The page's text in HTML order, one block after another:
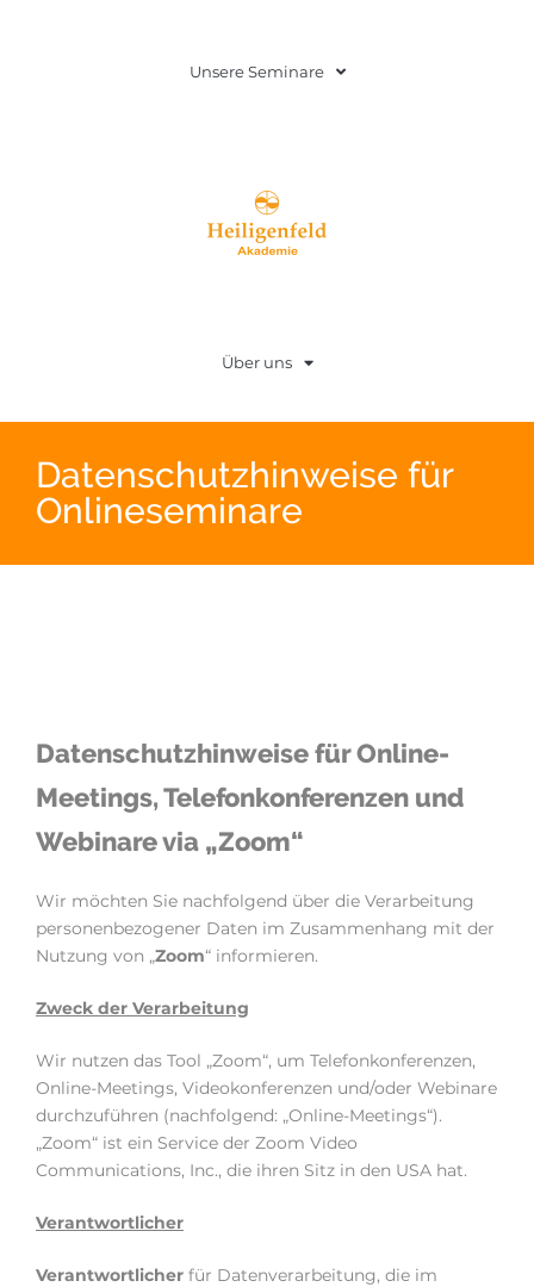
Unsere Seminare
Über uns
Datenschutzhinweise für
Onlineseminare
Datenschutzhinweise für Online-
Meetings, Telefonkonferenzen und
Webinare via „Zoom“
Wir möchten Sie nachfolgend über die Verarbeitung
personenbezogener Daten im Zusammenhang mit der
Nutzung von „Zoom“ informieren.
Zweck der Verarbeitung
Wir nutzen das Tool „Zoom“, um Telefonkonferenzen,
Online-Meetings, Videokonferenzen und/oder Webinare
durchzuführen (nachfolgend: „Online-Meetings“).
„Zoom“ ist ein Service der Zoom Video
Communications, Inc., die ihren Sitz in den USA hat.
Verantwortlicher
Verantwortlicher für Datenverarbeitung, die im